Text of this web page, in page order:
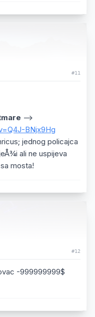
#11
-->
BNjx9Hg
jednog policajca
ali ne uspijeva
mosta!
#12
-999999999$